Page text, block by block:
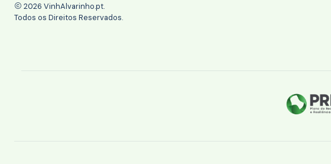
2026 VinhAlvarinho.pt.
Todos os Direitos Reservados.